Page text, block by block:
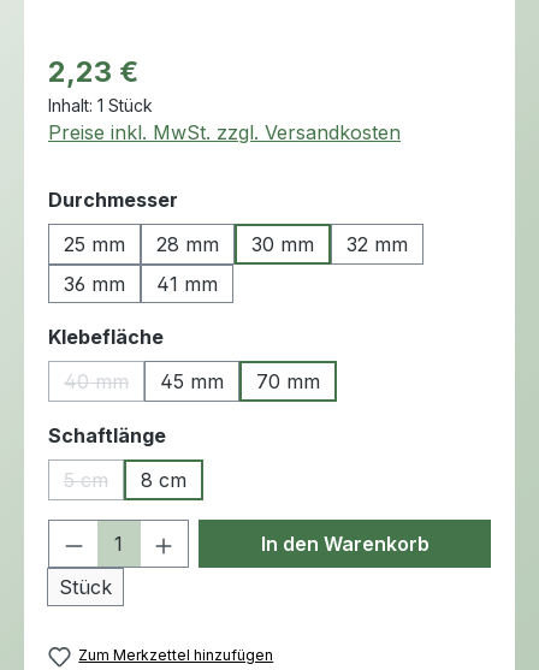
Regulärer Preis:
2,23 €
Inhalt: 1 Stück
Preise inkl. MwSt. zzgl. Versandkosten
Durchmesser
25 mm
28 mm 30 mm
32 mm
36 mm
41 mm
Klebeflächeauswählen
40 mm
(Diese Option ist zurzeit nicht verfügbar.)
45 mm 70 mm
Schaftlängeauswählen
5 cm
(Diese Option ist zurzeit nicht verfügbar.)
8 cm
Produkt Anzahl: Gib den
Stück
In den Warenkorb
Zum Merkzettel hinzufügen